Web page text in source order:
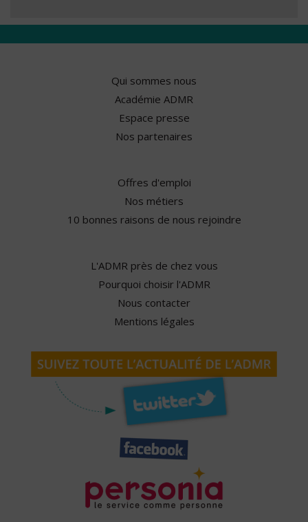
Qui sommes nous
Académie ADMR
Espace presse
Nos partenaires
Offres d'emploi
Nos métiers
10 bonnes raisons de nous rejoindre
L'ADMR près de chez vous
Pourquoi choisir l'ADMR
Nous contacter
Mentions légales